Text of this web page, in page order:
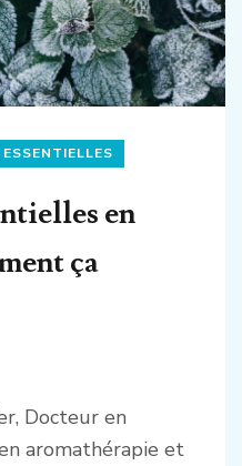
en
ça
Docteur en
aromathérapie et